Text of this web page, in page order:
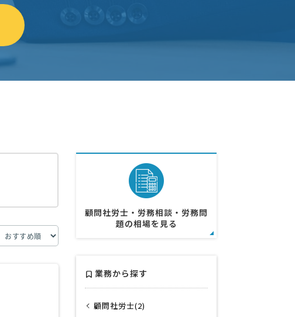
顧問社労士・労務相談・労務問
題の相場を見る
業務から探す
顧問社労士(2)